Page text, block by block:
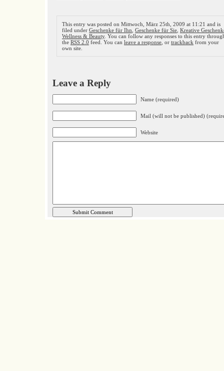
This entry was posted on Mittwoch, März 25th, 2009 at 11:21 and is
filed under Geschenke für Ihn Geschenke für Sie Kreative
Wellness & Beauty. You can follow any responses to this entry
the RSS 2.0 feed. You can leave a response , or trackback from your
own site.
Leave a Reply
Name (required)
Mail (will not be published)
Website